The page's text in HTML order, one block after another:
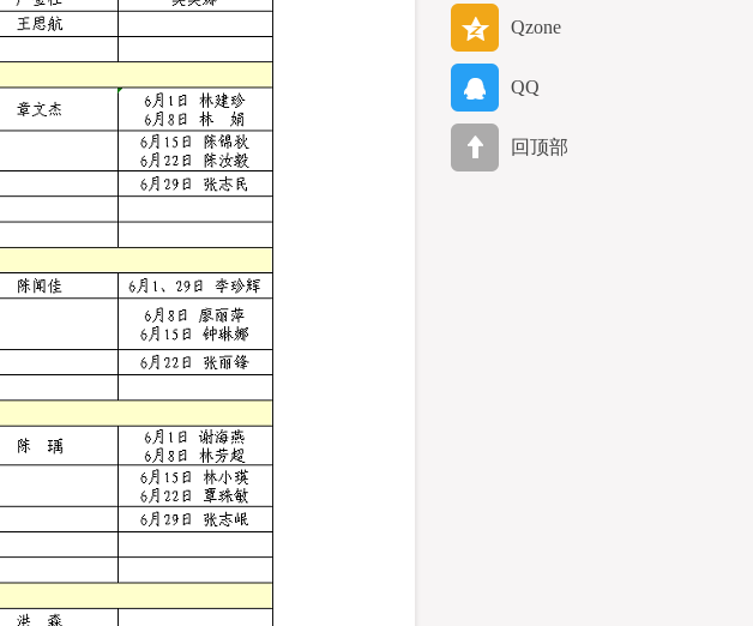
Qzone
QQ
回顶部